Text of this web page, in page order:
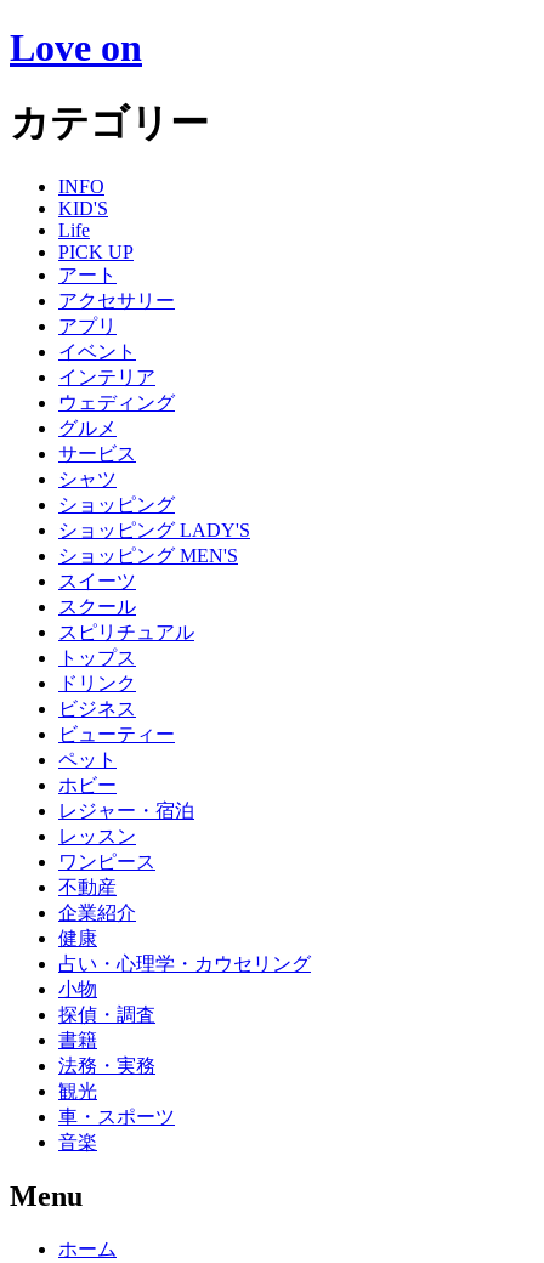
Love on
カテゴリー
INFO
KID'S
Life
PICK UP
アート
アクセサリー
アプリ
イベント
インテリア
ウェディング
グルメ
サービス
シャツ
ショッピング
ショッピング LADY'S
ショッピング MEN'S
スイーツ
スクール
スピリチュアル
トップス
ドリンク
ビジネス
ビューティー
ペット
ホビー
レジャー・宿泊
レッスン
ワンピース
不動産
企業紹介
健康
占い・心理学・カウセリング
小物
探偵・調査
書籍
法務・実務
観光
車・スポーツ
音楽
Menu
Skip
ホーム